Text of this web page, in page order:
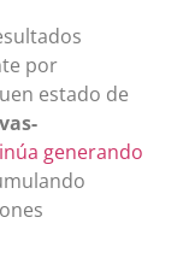
por
estado de
generando